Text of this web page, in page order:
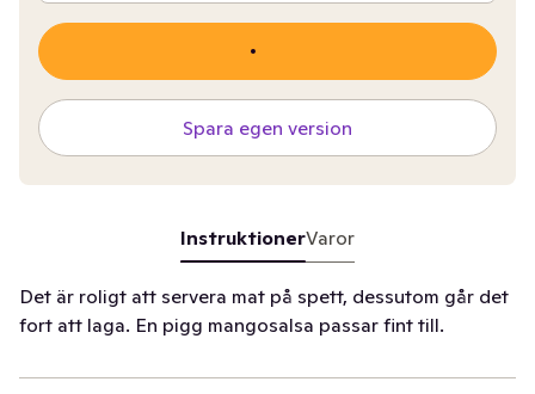
Spara egen version
InstruktionerVaror
Det är roligt att servera mat på spett, dessutom går det
fort att laga. En pigg mangosalsa passar fint till.